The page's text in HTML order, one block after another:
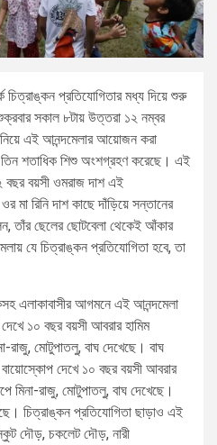
চিত্রাঙ্কন প্রতিযোগিতার মধ্য দিয়ে শুরু
সকাল ৮টায় উত্তরা ১২ নম্বর
নিয়ে এই আনন্দমেলার আয়োজন করা
শতাধিক শিশু অংশগ্রহণ করেছে। এই
বয়সী ওমরাজ দাশ এই
রিনি দাশ কাছে দাঁড়িয়ে সন্তানের
তাঁর ছেলের ছোটবেলা থেকেই আঁকার
যে চিত্রাঙ্কন প্রতিযোগিতা হবে, তা
এলাকাবাসীর আগমনে এই আনন্দমেলা
১০ বছর বয়সী আবরার হামিম
রাজু, মোটুপাতলু, বাঘ দেখেছে। বাঘ
দেখে ১০ বছর বয়সী আবরার
মিনা-রাজু, মোটুপাতলু, বাঘ দেখেছে।
চিত্রাঙ্কন প্রতিযোগিতা ছাড়াও এই
দৌড়, চকলেট দৌড়, নারী